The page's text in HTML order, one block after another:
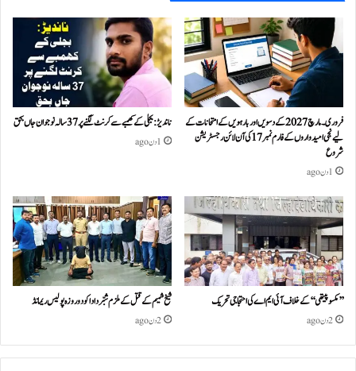
فروری۔مارچ 2027 کے دسویں اور بارہویں کے امتحانات کے
لیے نجی امیدواروں کے فارم نمبر 17 کی آن لائن رجسٹریشن
شروع
1 دن ago
ناندیڑ: بجلی کے کھمبے سے کرنٹ لگنے پر 37 سالہ نوجوان جاں بحق
1 دن ago
’’مکسوپیتھی‘‘ کے خلاف آئی ایم اے کی احتجاجی تحریک
2 دن ago
شیخ شمیم کے قتل کے ملزم شبّر دادا کو دو روزہ پولیس ریمانڈ
2 دن ago